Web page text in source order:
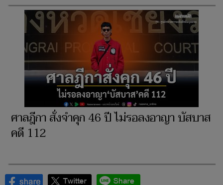
ศาลฎีกา สั่งจำคุก 46 ปี ไม่รอลงอาญา บัสบาส
คดี 112